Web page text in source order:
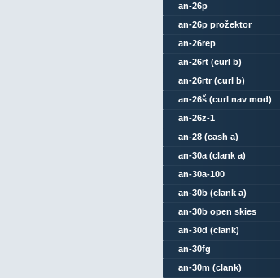
an-26p
an-26p prožektor
an-26rep
an-26rt (curl b)
an-26rtr (curl b)
an-26š (curl nav mod)
an-26z-1
an-28 (cash a)
an-30a (clank a)
an-30a-100
an-30b (clank a)
an-30b open skies
an-30d (clank)
an-30fg
an-30m (clank)